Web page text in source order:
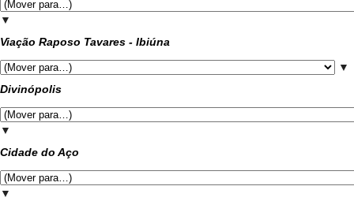
▼
Viação Raposo Tavares - Ibiúna
▼
Divinópolis
▼
Cidade do Aço
▼